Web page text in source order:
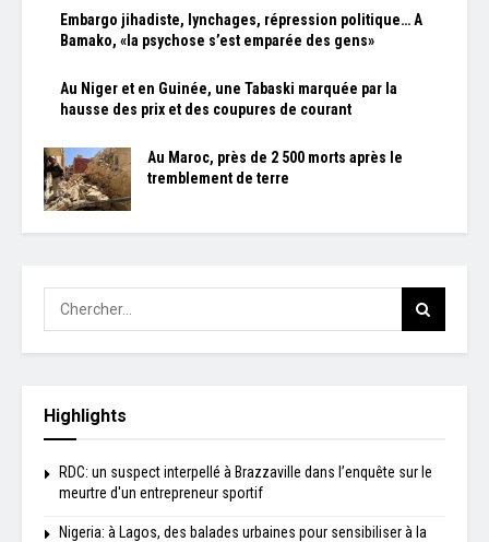
Embargo jihadiste, lynchages, répression politique… A
Bamako, «la psychose s’est emparée des gens»
Au Niger et en Guinée, une Tabaski marquée par la
hausse des prix et des coupures de courant
Au Maroc, près de 2 500 morts après le
tremblement de terre
Highlights
RDC: un suspect interpellé à Brazzaville dans l’enquête sur le
meurtre d'un entrepreneur sportif
Nigeria: à Lagos, des balades urbaines pour sensibiliser à la